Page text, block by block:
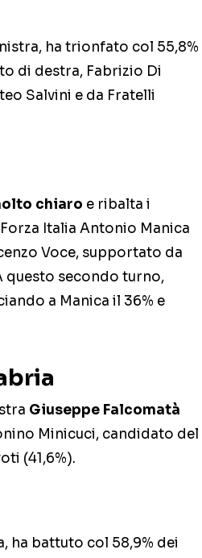
ha trionfato col 55,8%
di destra, Fabrizio Di
Salvini e da Fratelli
chiaro e ribalta i
Italia Antonio Manica
Voce, supportato da
questo secondo turno,
a Manica il 36% e
Giuseppe Falcomatà
Minicuci, candidato del
(41,6%).
ha battuto col 58,9% dei